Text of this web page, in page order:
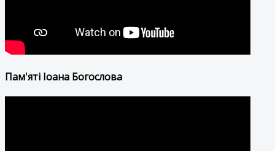
Пам'яті Іоана Богослова